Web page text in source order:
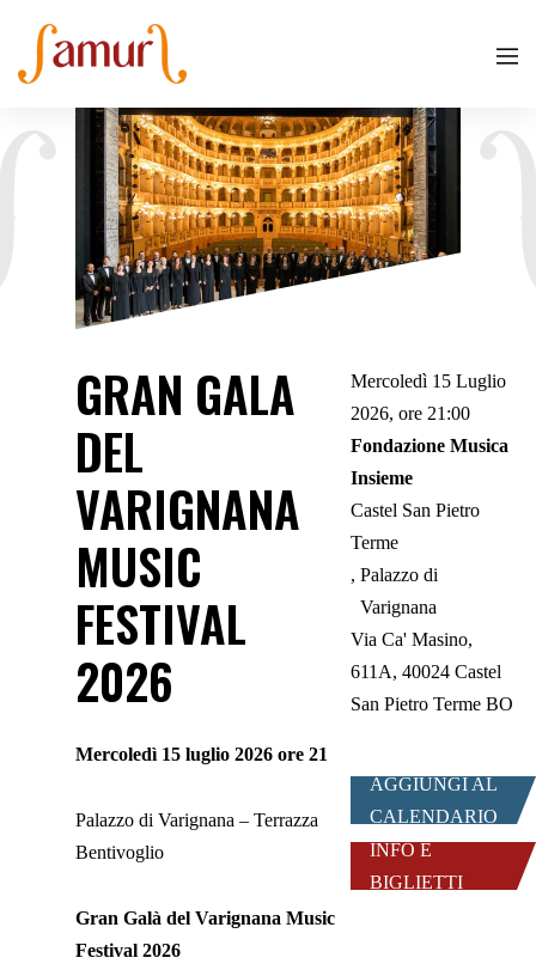
GRAN GALA
DEL
VARIGNANA
MUSIC
FESTIVAL
2026
Mercoledì 15 luglio 2026 ore 21
Palazzo di Varignana – Terrazza
Bentivoglio
Gran Galà del Varignana Music
Festival 2026
Mercoledì 15 Luglio
2026, ore 21:00
Fondazione Musica
Insieme
Castel San Pietro
Terme
Palazzo di
Varignana
Via Ca' Masino,
611A, 40024 Castel
San Pietro Terme BO
AGGIUNGI AL
CALENDARIO
INFO E
BIGLIETTI